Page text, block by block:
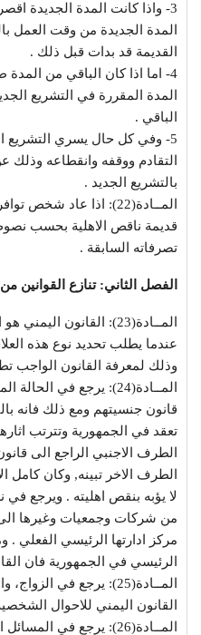
3- واذا كانت المدة الجديدة
المدة الجديدة من وقت العمل
القديمة قد بدات قبل ذلك .
4- اما اذا كان الباقي من
المدة المقررة في التشريع
الباقي .
5- وفي كل حال يسري التشريع
التقادم ووقفه وانقطاعه وذلك
بالتشريع الجديد .
المــادة(22): اذا عاد
قديمة ناقص الاهلية بحسب
تصرفاته السابقة .
الفصل الثاني: تنازع القوانين
المــادة(23): القانون
عندما يطلب تحديد نوع هذه
وذلك لمعرفة القانون الواجب
المــادة(24): يرجع في
قانون جنسيتهم ومع ذلك فانه
تعقد في الجمهورية وتترتب
الطرف الاجنبي الراجع الى
الطرف الاخر تبينه, وكان كامل
لا يؤبه بنقص اهليته . ويرجع في
من شركات وجمعيات وغيرها الى
مركز ادارتها الرئيسي الفعلي
الرئيسي في الجمهورية فان
المــادة(25): يرجع في
القانون اليمني للاحوال
المــادة(26): يرجع في